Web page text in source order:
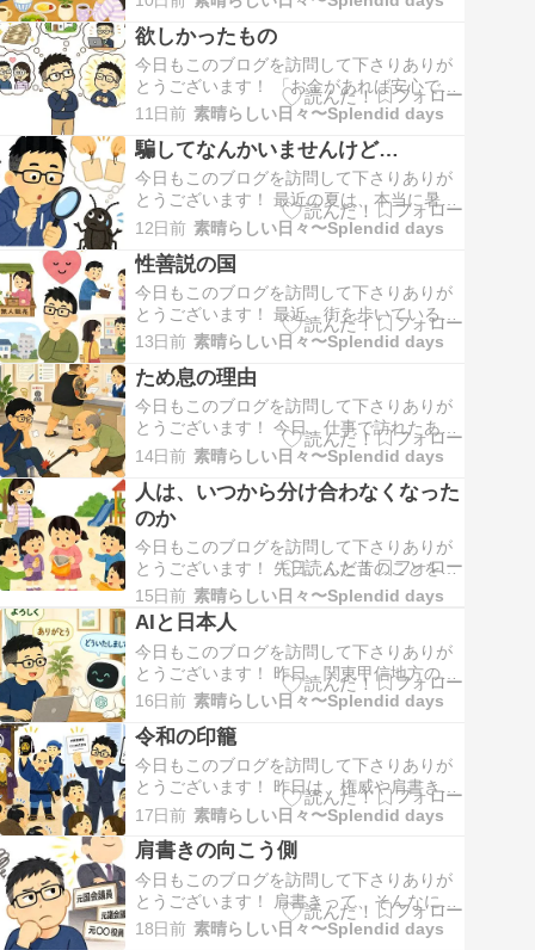
では、気がつけば、やたらと殺人事件が取
り上げられている。しかも、犯行の手口や
経緯まで、ずいぶん詳しく説明したりす
る。朝から、いったい何を見せられている
のだろう…そん…
欲しかったもの
今日もこのブログを訪問して下さりありが
とうございます！ 「お金があれば安心でき
る。」そう思うことは、誰にでもあると思
う。もちろん、僕だってそう。あと少し貯
金があれば…収入がもう少し増えれば…老
後の心配がなくなるくらい資産があれば…
きっと安心できる。そんなふうに考えてし
まう。でも、…
11日前 素晴らしい日々〜Splendid days
騙してなんかいませんけど…
今日もこのブログを訪問して下さりありが
とうございます！ 最近の夏は、本当に暑
い。連日、熱中症の警報が出るのが当たり
前。子どもたちが虫取り網を持って、あち
こちを駆け回る姿をほとんど見かけなくな
った。僕らが子どもの頃は、夏休みになる
と毎日のように昆虫採集をしていた。セミ
を追いかけ、カ…
12日前 素晴らしい日々〜Splendid days
性善説の国
今日もこのブログを訪問して下さりありが
とうございます！ 最近、街を歩いている
と、外国人を見かけることが本当に多くな
った。観光客だけではない。働く人、留学
生、日本で暮らすことを選んだ人…ここ10
年ほどで、日本の景色はずいぶん変わった
ように思う。きっと、その大半の人は真面
目に生活をし…
13日前 素晴らしい日々〜Splendid days
ため息の理由
今日もこのブログを訪問して下さりありが
とうございます！ 今日、仕事で訪れたある
役所で、立て続けに、ん…と渋い顔になっ
てしまった二つの出来事があった。どちら
も些細なことと言えば、些細なことなのか
もしれない。でも僕には、とても印象に残
った。僕が提出した申請書の出来上がりを
待っていたと…
14日前 素晴らしい日々〜Splendid days
人は、いつから分け合わなくなった
のか
今日もこのブログを訪問して下さりありが
とうございます！ 先日、ふと昔のことを思
い出した。娘が小さい頃の話だ。休日、公
園で妻と娘、それに顔見知りのお母さんた
ちと子どもたちが遊んでいた。妻が袋菓子
を開け、娘に渡しながら言った。「みんな
と分けて、一緒に食べてね。」娘はその言
葉どおり、遊…
15日前 素晴らしい日々〜Splendid days
AIと日本人
今日もこのブログを訪問して下さりありが
とうございます！ 昨日、関東甲信地方の梅
雨明けが発表された。いよいよ夏本番。今
日も朝から強い日差しが照りつけ、「今年
も暑い夏が始まるなぁ」なんて思いながら
過ごしていた。そんな中、何気なく見てい
た一本の動画で、興味をそそられるものが
あった。AI…
16日前 素晴らしい日々〜Splendid days
令和の印籠
今日もこのブログを訪問して下さりありが
とうございます！ 昨日は、権威や肩書きに
ついて考えた記事を書いた。その中で、必
要以上に肩書きにこだわり、それを振りか
ざす人を見ると、僕はどこか哀れに思えて
しまう…そんなことにも触れた。ところ
が、その記事を書いたあとで、ふと、水戸
黄門のことを思…
17日前 素晴らしい日々〜Splendid days
肩書きの向こう側
今日もこのブログを訪問して下さりありが
とうございます！ 肩書きって、そんなに大
事なのかな…肩書きや権威にもたれかかっ
て、偉そうにする人がいる。対する相手側
18日前 素晴らしい日々〜Splendid days